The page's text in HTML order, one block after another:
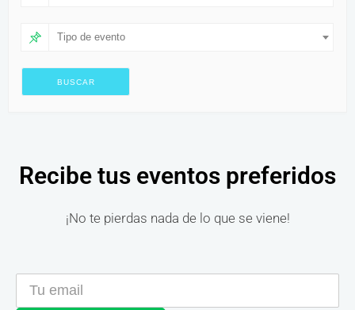
Tipo de evento
Recibe tus eventos preferidos
¡No te pierdas nada de lo que se viene!